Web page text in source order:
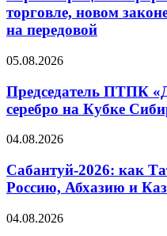
торговле, новом
на передовой
05.08.2026
Председатель ПТПК
серебро на Кубке
04.08.2026
Сабантуй-2026: как
Россию, Абхазию и
04.08.2026